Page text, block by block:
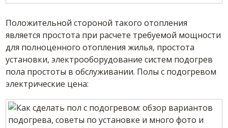
Положительной стороной такого отопления
является простота при расчете требуемой мощности
для полноценного отопления жилья, простота
установки, электрооборудование систем подогрев
пола простоты в обслуживании. Полы с подогревом
электрические цена: